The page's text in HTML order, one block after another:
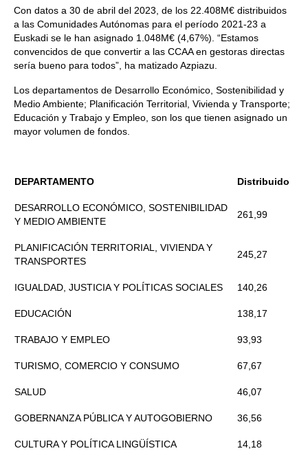
Con datos a 30 de abril del 2023, de los 22.408M€ distribuidos
a las Comunidades Autónomas para el período 2021-23 a
Euskadi se le han asignado 1.048M€ (4,67%). “Estamos
convencidos de que convertir a las CCAA en gestoras directas
sería bueno para todos”, ha matizado Azpiazu.
Los departamentos de Desarrollo Económico, Sostenibilidad y
Medio Ambiente; Planificación Territorial, Vivienda y Transporte;
Educación y Trabajo y Empleo, son los que tienen asignado un
mayor volumen de fondos.
DEPARTAMENTO Distribuido
DESARROLLO ECONÓMICO, SOSTENIBILIDAD
Y MEDIO AMBIENTE
261,99
PLANIFICACIÓN TERRITORIAL, VIVIENDA Y
TRANSPORTES
245,27
IGUALDAD, JUSTICIA Y POLÍTICAS SOCIALES 140,26
EDUCACIÓN 138,17
TRABAJO Y EMPLEO 93,93
TURISMO, COMERCIO Y CONSUMO 67,67
SALUD 46,07
GOBERNANZA PÚBLICA Y AUTOGOBIERNO 36,56
CULTURA Y POLÍTICA LINGÜÍSTICA 14,18